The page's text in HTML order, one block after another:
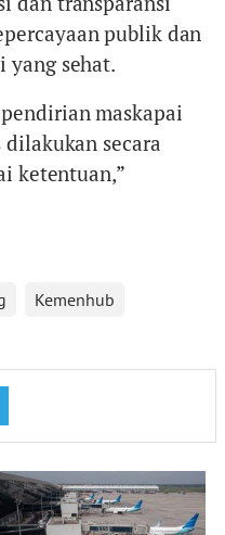
publik dan
yang sehat.
maskapai
dilakukan secara
ketentuan,”
Kemenhub